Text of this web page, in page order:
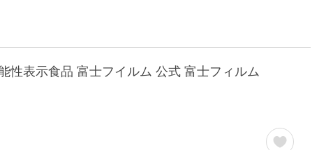
性表示食品 富士フイルム 公式 富士フィルム